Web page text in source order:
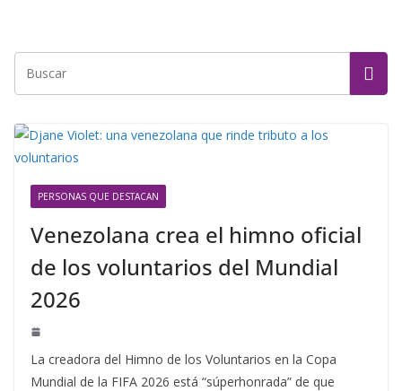
PERSONAS QUE DESTACAN
Venezolana crea el himno oficial
de los voluntarios del Mundial
2026
La creadora del Himno de los Voluntarios en la Copa
Mundial de la FIFA 2026 está “súperhonrada” de que